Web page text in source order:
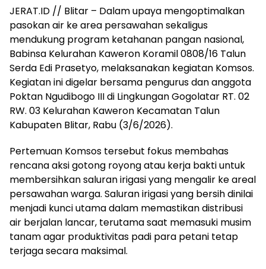
JERAT.ID // Blitar – Dalam upaya mengoptimalkan
pasokan air ke area persawahan sekaligus
mendukung program ketahanan pangan nasional,
Babinsa Kelurahan Kaweron Koramil 0808/16 Talun
Serda Edi Prasetyo, melaksanakan kegiatan Komsos.
Kegiatan ini digelar bersama pengurus dan anggota
Poktan Ngudibogo III di Lingkungan Gogolatar RT. 02
RW. 03 Kelurahan Kaweron Kecamatan Talun
Kabupaten Blitar, Rabu (3/6/2026).
Pertemuan Komsos tersebut fokus membahas
rencana aksi gotong royong atau kerja bakti untuk
membersihkan saluran irigasi yang mengalir ke areal
persawahan warga. Saluran irigasi yang bersih dinilai
menjadi kunci utama dalam memastikan distribusi
air berjalan lancar, terutama saat memasuki musim
tanam agar produktivitas padi para petani tetap
terjaga secara maksimal.